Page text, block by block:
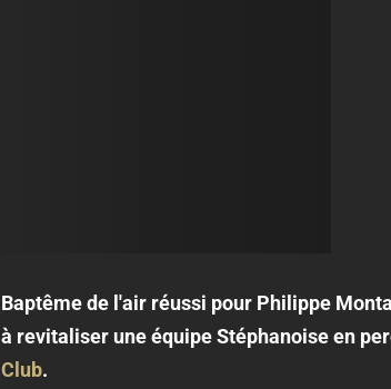
Baptême de l'air réussi pour Philippe
à revitaliser une équipe Stéphanoise en
Club.